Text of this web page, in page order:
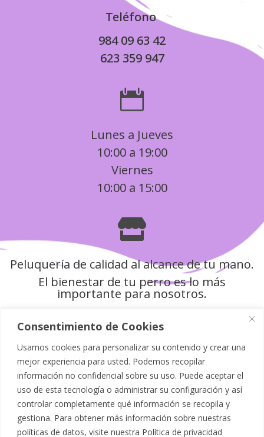
Consentimiento de Cookies
Usamos cookies para personalizar su contenido y crear una
mejor experiencia para usted. Podemos recopilar
información no confidencial sobre su uso. Puede aceptar el
uso de esta tecnología o administrar su configuración y así
controlar completamente qué información se recopila y
gestiona. Para obtener más información sobre nuestras
políticas de datos, visite nuestra Política de privacidad
Teléfono
984 09 63 42
623 359 947

Lunes a Jueves
10:00 a 19:00
Viernes
10:00 a 15:00

Peluquería de calidad al alcance de tu mano.
El bienestar de tu perro es lo más
importante para nosotros.
Política de Privacidad
Aviso Legal
Política de Cookies